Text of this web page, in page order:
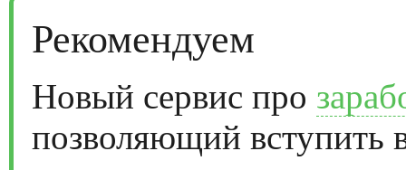
Рекомендуем
Новый сервис про
позволяющий вступить